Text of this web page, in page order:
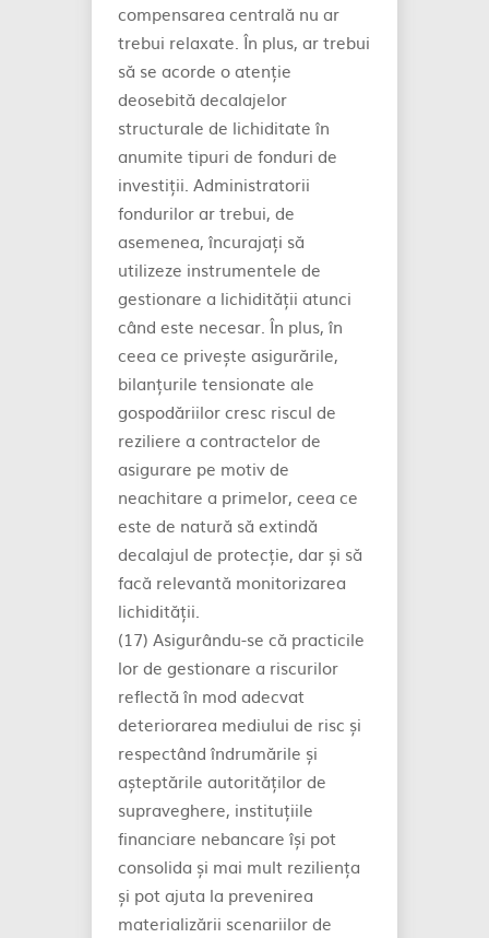
compensarea centrală nu ar
trebui relaxate. În plus, ar trebui
să se acorde o atenție
deosebită decalajelor
structurale de lichiditate în
anumite tipuri de fonduri de
investiții. Administratorii
fondurilor ar trebui, de
asemenea, încurajați să
utilizeze instrumentele de
gestionare a lichidității atunci
când este necesar. În plus, în
ceea ce privește asigurările,
bilanțurile tensionate ale
gospodăriilor cresc riscul de
reziliere a contractelor de
asigurare pe motiv de
neachitare a primelor, ceea ce
este de natură să extindă
decalajul de protecție, dar și să
facă relevantă monitorizarea
lichidității.
(17) Asigurându-se că practicile
lor de gestionare a riscurilor
reflectă în mod adecvat
deteriorarea mediului de risc și
respectând îndrumările și
așteptările autorităților de
supraveghere, instituțiile
financiare nebancare își pot
consolida și mai mult reziliența
și pot ajuta la prevenirea
materializării scenariilor de